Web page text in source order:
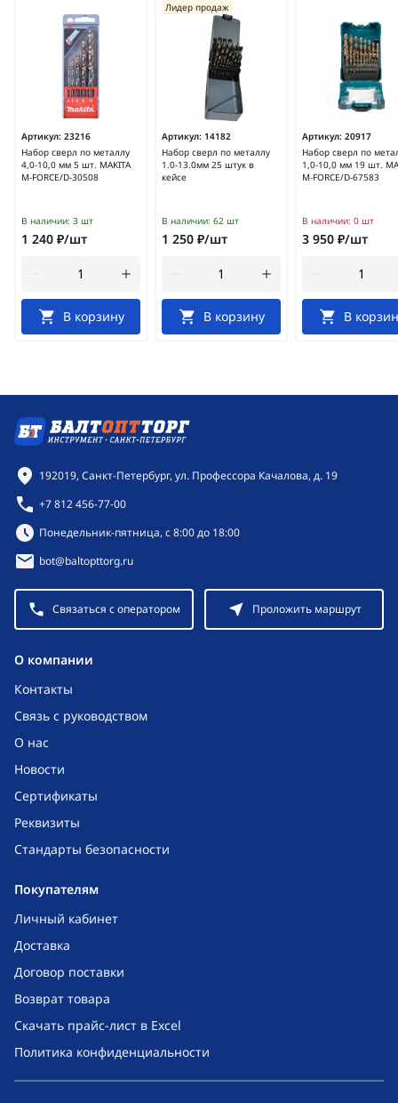
Артикул: 23216
Набор сверл по металлу
4,0-10,0 мм 5 шт. MAKITA
M-FORCE/D-30508
В наличии: 3 шт
1 240 ₽/шт
В корзину
Артикул: 14182
Набор сверл по металлу
1.0-13.0мм 25 штук в
кейсе
Лидер продаж
В наличии: 62 шт
1 250 ₽/шт
В корзину
Артикул: 20917
Набор сверл по
1,0-10,0 мм 19 шт.
M-FORCE/D-67583
В наличии: 0 шт
3 950 ₽/шт
В
O компании
Контакты
Связь с руководством
О нас
Новости
Сертификаты
Реквизиты
Стандарты безопасности
Покупателям
Личный кабинет
Доставка
Договор поставки
Возврат товара
Скачать прайс-лист в Excel
Политика конфиденциальности
Контактная информация
192019, Санкт-Петербург, ул. Профессора Качалова, д. 19
+7 812 456-77-00
Режим работы:
Понедельник-пятница, с 8:00 до 18:00
bot@baltopttorg.ru
Связаться с оператором Проложить маршрут